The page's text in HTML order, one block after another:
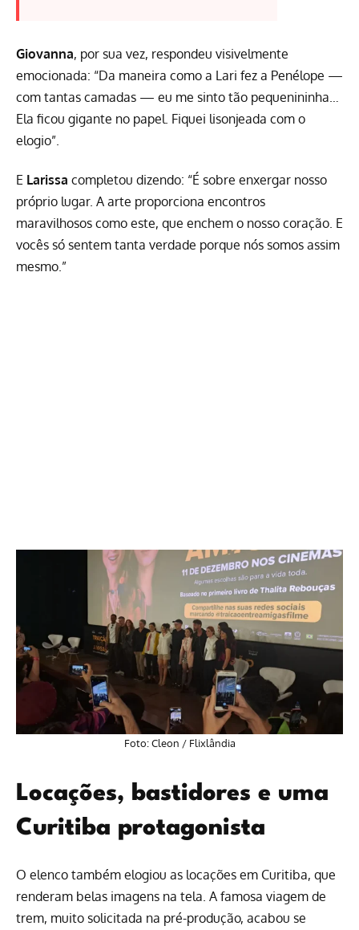
Giovanna, por sua vez, respondeu visivelmente
emocionada: “Da maneira como a Lari fez a Penélope —
com tantas camadas — eu me sinto tão pequenininha…
Ela ficou gigante no papel. Fiquei lisonjeada com o
elogio”.
E Larissa completou dizendo: “É sobre enxergar nosso
próprio lugar. A arte proporciona encontros
maravilhosos como este, que enchem o nosso coração. E
vocês só sentem tanta verdade porque nós somos assim
mesmo.”
Foto: Cleon / Flixlândia
Locações, bastidores e uma
Curitiba protagonista
O elenco também elogiou as locações em Curitiba, que
renderam belas imagens na tela. A famosa viagem de
trem, muito solicitada na pré-produção, acabou se